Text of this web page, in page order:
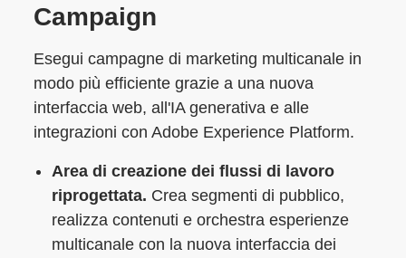
Campaign
Esegui campagne di marketing multicanale in
modo più efficiente grazie a una nuova
interfaccia web, all'IA generativa e alle
integrazioni con Adobe Experience Platform.
Area di creazione dei flussi di lavoro
riprogettata. Crea segmenti di pubblico,
realizza contenuti e orchestra esperienze
multicanale con la nuova interfaccia dei